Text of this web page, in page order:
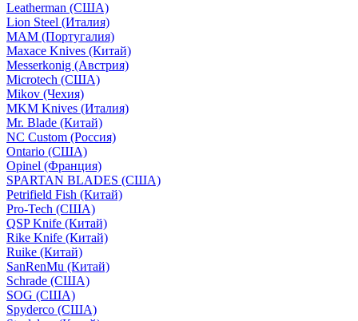
Leatherman (США)
Lion Steel (Италия)
MAM (Португалия)
Maxace Knives (Китай)
Messerkonig (Австрия)
Microtech (США)
Mikov (Чехия)
MKM Knives (Италия)
Mr. Blade (Китай)
NC Custom (Россия)
Ontario (США)
Opinel (Франция)
SPARTAN BLADES (США)
Petrifield Fish (Китай)
Pro-Tech (США)
QSP Knife (Китай)
Rike Knife (Китай)
Ruike (Китай)
SanRenMu (Китай)
Schrade (США)
SOG (США)
Spyderco (США)